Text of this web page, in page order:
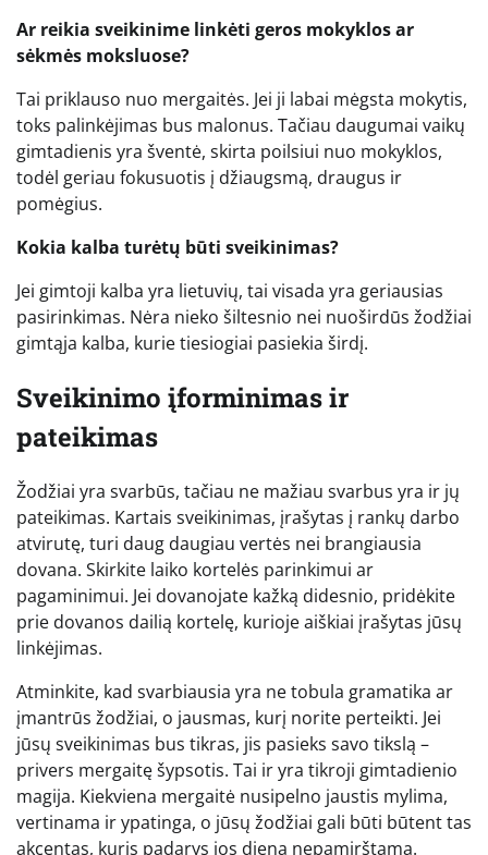
Ar reikia sveikinime linkėti geros mokyklos ar
sėkmės moksluose?
Tai priklauso nuo mergaitės. Jei ji labai mėgsta mokytis,
toks palinkėjimas bus malonus. Tačiau daugumai vaikų
gimtadienis yra šventė, skirta poilsiui nuo mokyklos,
todėl geriau fokusuotis į džiaugsmą, draugus ir
pomėgius.
Kokia kalba turėtų būti sveikinimas?
Jei gimtoji kalba yra lietuvių, tai visada yra geriausias
pasirinkimas. Nėra nieko šiltesnio nei nuoširdūs žodžiai
gimtąja kalba, kurie tiesiogiai pasiekia širdį.
Sveikinimo įforminimas ir
pateikimas
Žodžiai yra svarbūs, tačiau ne mažiau svarbus yra ir jų
pateikimas. Kartais sveikinimas, įrašytas į rankų darbo
atvirutę, turi daug daugiau vertės nei brangiausia
dovana. Skirkite laiko kortelės parinkimui ar
pagaminimui. Jei dovanojate kažką didesnio, pridėkite
prie dovanos dailią kortelę, kurioje aiškiai įrašytas jūsų
linkėjimas.
Atminkite, kad svarbiausia yra ne tobula gramatika ar
įmantrūs žodžiai, o jausmas, kurį norite perteikti. Jei
jūsų sveikinimas bus tikras, jis pasieks savo tikslą –
privers mergaitę šypsotis. Tai ir yra tikroji gimtadienio
magija. Kiekviena mergaitė nusipelno jaustis mylima,
vertinama ir ypatinga, o jūsų žodžiai gali būti būtent tas
akcentas, kuris padarys jos dieną nepamirštamą.